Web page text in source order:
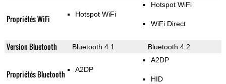
Propriétés WiFi Hotspot WiFi
Hotspot WiFi
WiFi Direct
Version Bluetooth Bluetooth 4.1 Bluetooth 4.2
Propriétés Bluetooth A2DP
A2DP
HID